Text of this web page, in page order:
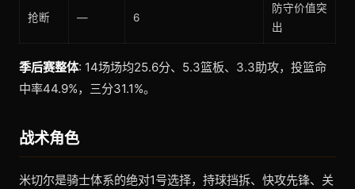
抢断 — 6
防守价值突
出
季后赛整体: 14场场均25.6分、5.3篮板、3.3助攻，投篮命
中率44.9%，三分31.1%。
战术角色
米切尔是骑士体系的绝对1号选择，持球挡拆、快攻先锋、关